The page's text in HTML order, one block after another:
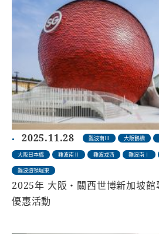
2025.11.28 難波南Ⅲ 大阪鶴橋
大阪日本橋 難波南Ⅱ 難波戎西 難波南Ⅰ
難波道頓堀東
2025年 大阪・關西世博新加坡
優惠活動